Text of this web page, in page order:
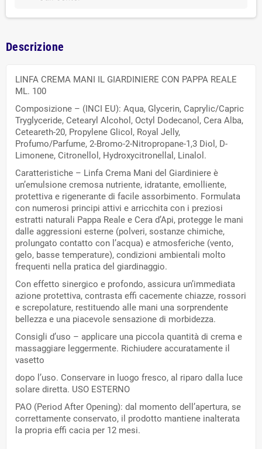
Descrizione
LINFA CREMA MANI IL GIARDINIERE CON PAPPA REALE
ML. 100
Composizione – (INCI EU): Aqua, Glycerin, Caprylic/Capric
Tryglyceride, Cetearyl Alcohol, Octyl Dodecanol, Cera Alba,
Ceteareth-20, Propylene Glicol, Royal Jelly,
Profumo/Parfume, 2-Bromo-2-Nitropropane-1,3 Diol, D-
Limonene, Citronellol, Hydroxycitronellal, Linalol.
Caratteristiche – Linfa Crema Mani del Giardiniere è
un’emulsione cremosa nutriente, idratante, emolliente,
protettiva e rigenerante di facile assorbimento. Formulata
con numerosi principi attivi e arricchita con i preziosi
estratti naturali Pappa Reale e Cera d’Api, protegge le mani
dalle aggressioni esterne (polveri, sostanze chimiche,
prolungato contatto con l’acqua) e atmosferiche (vento,
gelo, basse temperature), condizioni ambientali molto
frequenti nella pratica del giardinaggio.
Con effetto sinergico e profondo, assicura un’immediata
azione protettiva, contrasta effi cacemente chiazze, rossori
e screpolature, restituendo alle mani una sorprendente
bellezza e una piacevole sensazione di morbidezza.
Consigli d’uso – applicare una piccola quantità di crema e
massaggiare leggermente. Richiudere accuratamente il
vasetto
dopo l’uso. Conservare in luogo fresco, al riparo dalla luce
solare diretta. USO ESTERNO
PAO (Period After Opening): dal momento dell’apertura, se
correttamente conservato, il prodotto mantiene inalterata
la propria effi cacia per 12 mesi.